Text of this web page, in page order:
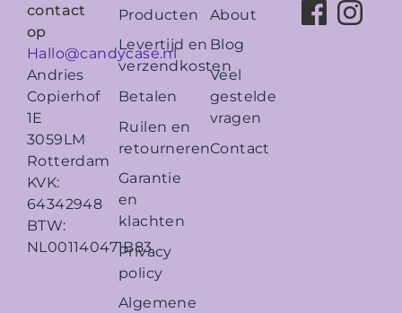
contact
op
Hallo@candycase.nl
Andries
Copierhof
1E
3059LM
Rotterdam
KVK:
64342948
BTW:
NL001140471B83
Producten
Levertijd en
verzendkosten
Betalen
Ruilen en
retourneren
Garantie
en
klachten
Privacy
policy
Algemene
About
Blog
Veel
gestelde
vragen
Contact